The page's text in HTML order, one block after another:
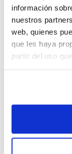
información
nuestros
web, quienes
que les haya
partir del uso
En la seua
de la
exercicis
dins d'un
los de